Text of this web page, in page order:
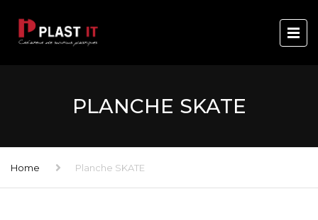
PLANCHE SKATE
Home Planche SKATE